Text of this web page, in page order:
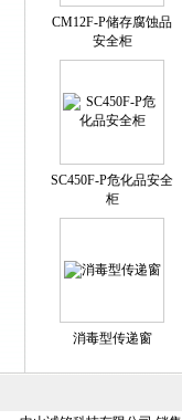
CM12F-P储存腐蚀品
安全柜
SC450F-P危化品安全
柜
消毒型传递窗